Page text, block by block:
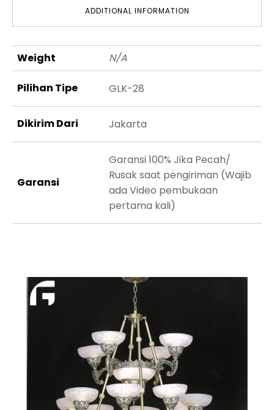
ADDITIONAL INFORMATION
Weight N/A
Pilihan Tipe GLK-28
Dikirim Dari Jakarta
Garansi
Garansi 100% Jika Pecah/
Rusak saat pengiriman (Wajib
ada Video pembukaan
pertama kali)